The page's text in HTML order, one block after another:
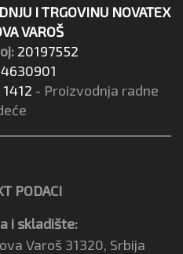
I TRGOVINU NOVATEX
VAROŠ
20197552
1412 - Proizvodnja radne
PODACI
i skladište:
Varoš 31320, Srbija